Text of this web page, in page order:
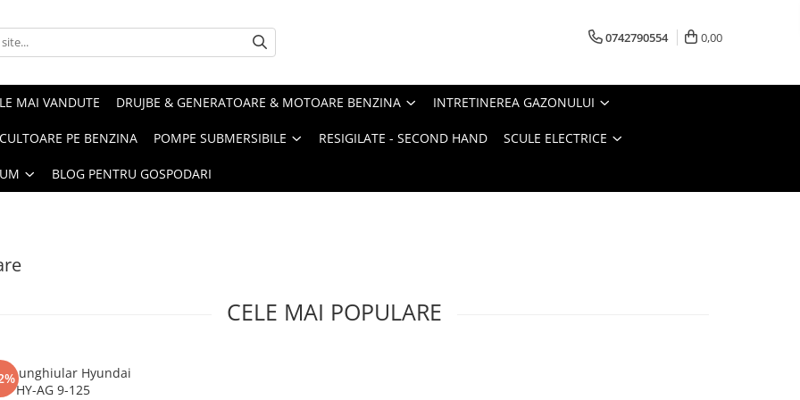
0742790554 0,00
MAI VANDUTE DRUJBE & GENERATOARE & MOTOARE BENZINA INTRETINEREA GAZONULUI
PE BENZINA POMPE SUBMERSIBILE RESIGILATE - SECOND HAND SCULE ELECTRICE
BLOG PENTRU GOSPODARI
CELE MAI POPULARE
unghiular Hyundai
HY-AG 9-125